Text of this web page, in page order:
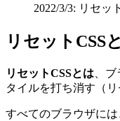
2022/3/3: リセッ
リセットCSS
リセットCSSとは 、
タイルを打ち消す（
すべてのブラウザに